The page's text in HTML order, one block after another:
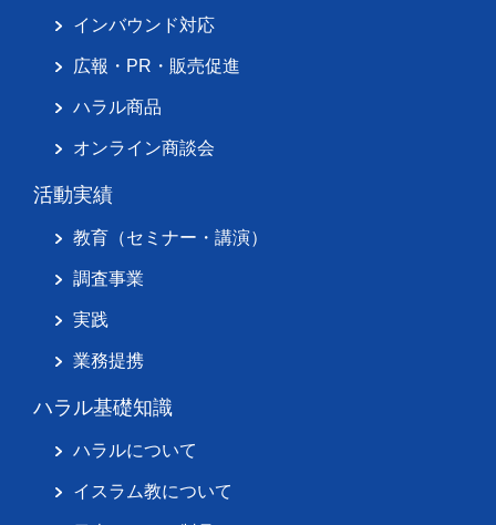
インバウンド対応
広報・PR・販売促進
ハラル商品
オンライン商談会
活動実績
教育（セミナー・講演）
調査事業
実践
業務提携
ハラル基礎知識
ハラルについて
イスラム教について